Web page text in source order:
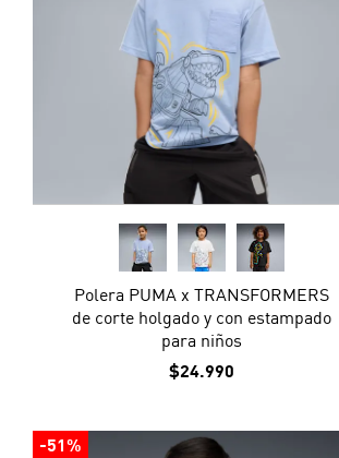
Polera PUMA x TRANSFORMERS
de corte holgado y con estampado
para niños
$24.990
-51%